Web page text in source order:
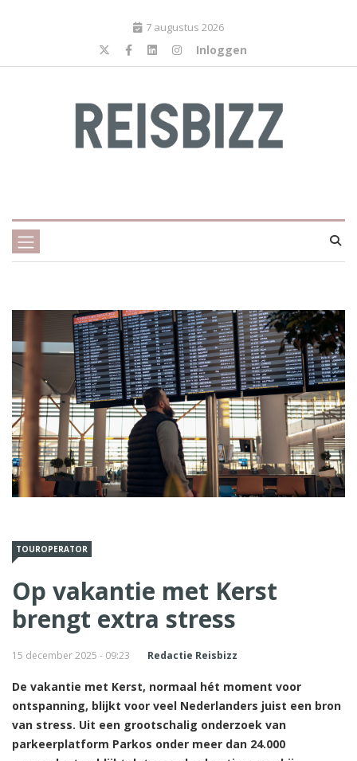
7 augustus 2026
Inloggen
TOUROPERATOR
Op vakantie met Kerst
brengt extra stress
15 december 2025 - 09:23 Redactie Reisbizz
De vakantie met Kerst, normaal hét moment voor
ontspanning, blijkt voor veel Nederlanders juist een bron
van stress. Uit een grootschalig onderzoek van
parkeerplatform Parkos onder meer dan 24.000